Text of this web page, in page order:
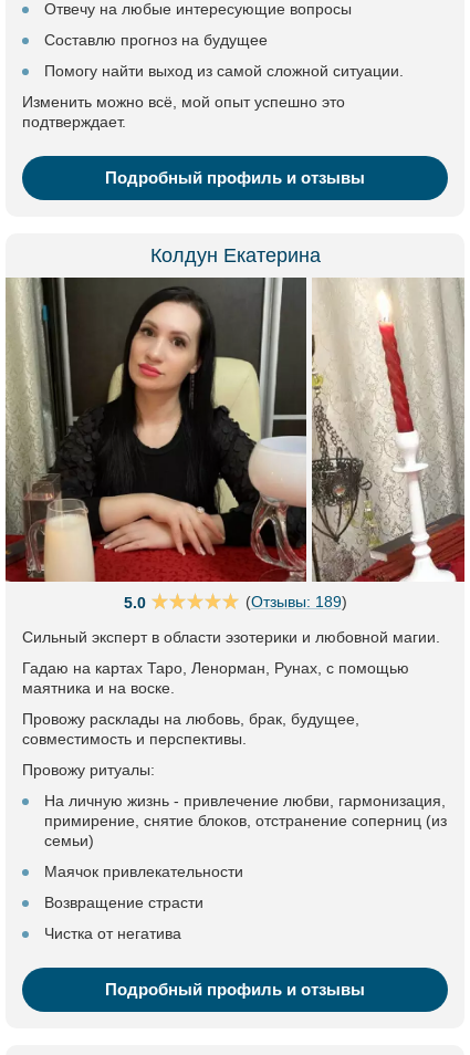
Отвечу на любые интересующие вопросы
Составлю прогноз на будущее
Помогу найти выход из самой сложной ситуации.
Изменить можно всё, мой опыт успешно это
подтверждает.
Подробный профиль и отзывы
Колдун Екатерина
5.0 (Отзывы: 189)
Сильный эксперт в области эзотерики и любовной магии.
Гадаю на картах Таро, Ленорман, Рунах, с помощью
маятника и на воске.
Провожу расклады на любовь, брак, будущее,
совместимость и перспективы.
Провожу ритуалы:
На личную жизнь - привлечение любви, гармонизация,
примирение, снятие блоков, отстранение соперниц (из
семьи)
Маячок привлекательности
Возвращение страсти
Чистка от негатива
Подробный профиль и отзывы